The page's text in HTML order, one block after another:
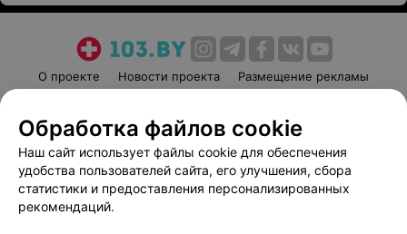
О проекте Новости проекта
Размещение рекламы
Пользовательское соглашение
Способы оплаты
Вакансии
Партнеры
Написать руководителю 103.by
Обработка файлов cookie
Наш сайт использует файлы cookie для обеспечения
удобства пользователей сайта, его улучшения, сбора
статистики и предоставления персонализированных
рекомендаций.